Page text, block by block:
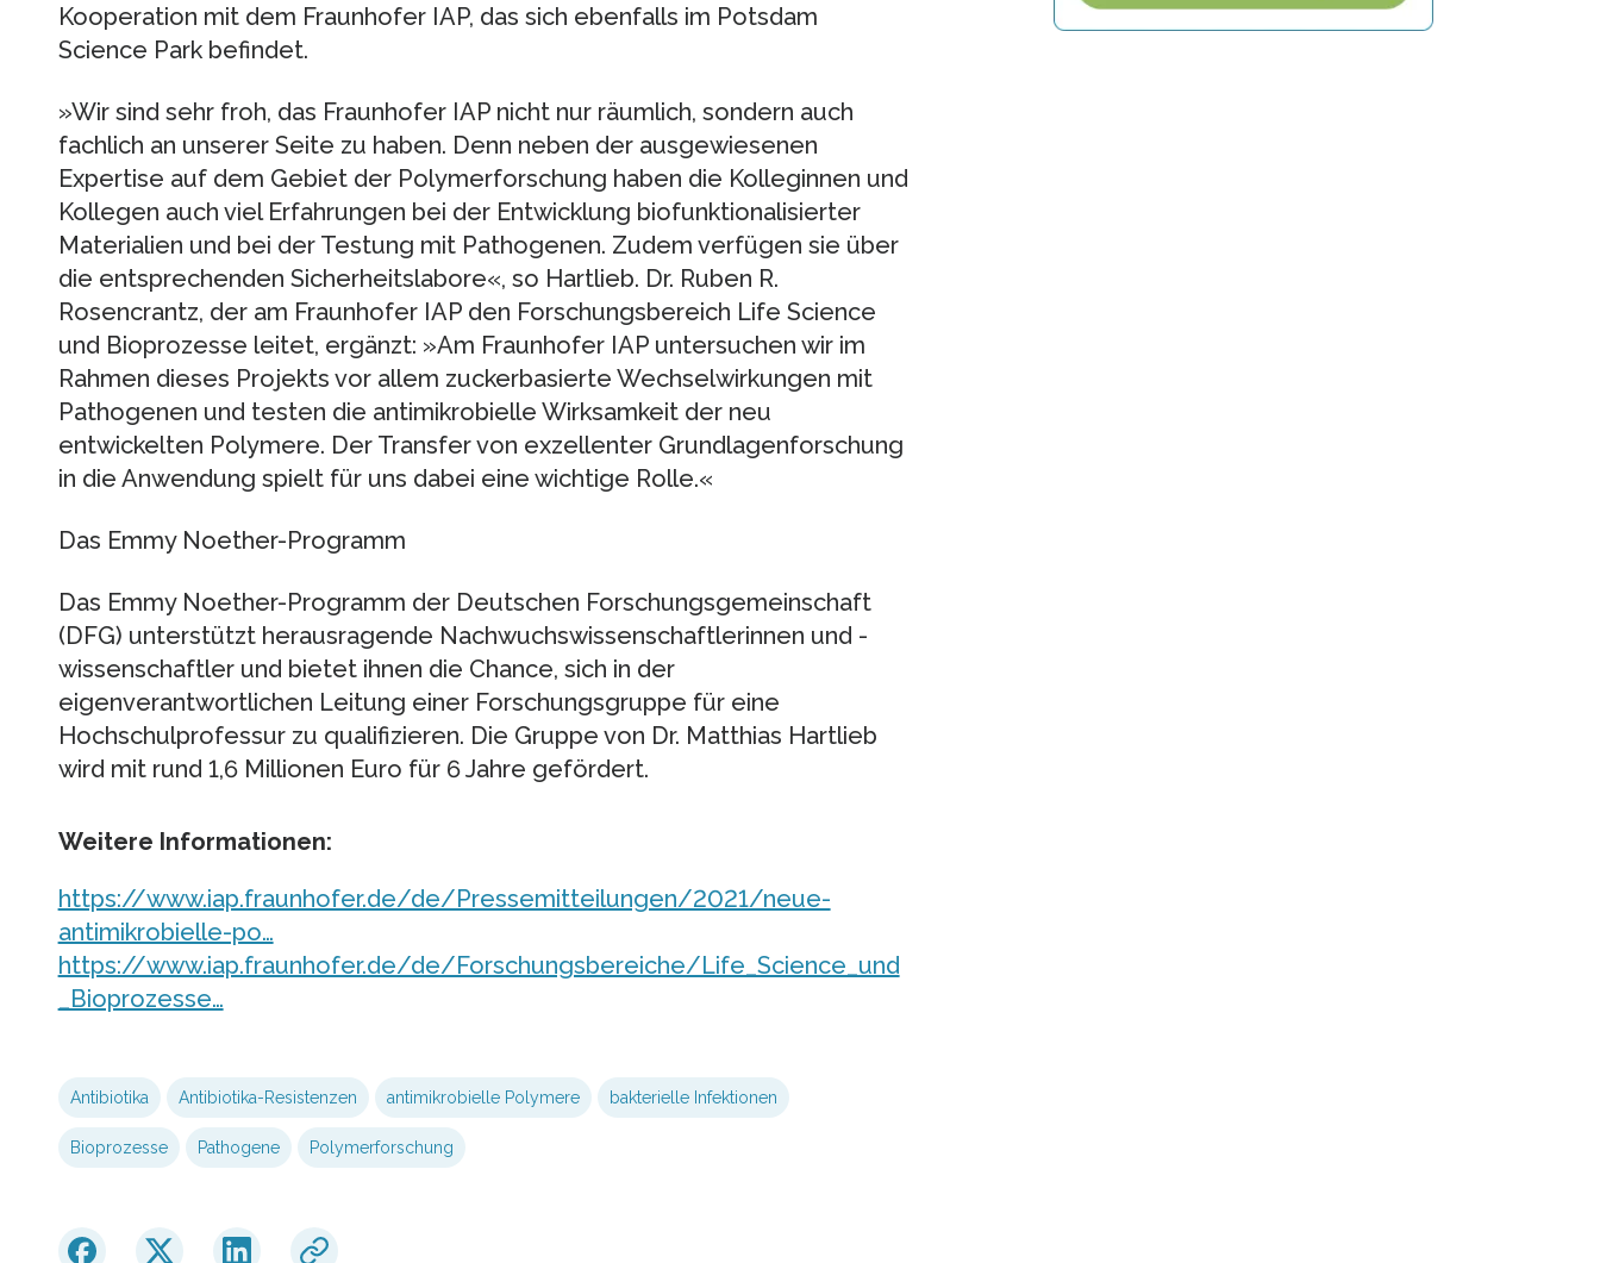
Kooperation mit dem Fraunhofer IAP, das sich ebenfalls im Potsdam
Science Park befindet.
»Wir sind sehr froh, das Fraunhofer IAP nicht nur räumlich, sondern auch
fachlich an unserer Seite zu haben. Denn neben der ausgewiesenen
Expertise auf dem Gebiet der Polymerforschung haben die Kolleginnen und
Kollegen auch viel Erfahrungen bei der Entwicklung biofunktionalisierter
Materialien und bei der Testung mit Pathogenen. Zudem verfügen sie über
die entsprechenden Sicherheitslabore«, so Hartlieb. Dr. Ruben R.
Rosencrantz, der am Fraunhofer IAP den Forschungsbereich Life Science
und Bioprozesse leitet, ergänzt: »Am Fraunhofer IAP untersuchen wir im
Rahmen dieses Projekts vor allem zuckerbasierte Wechselwirkungen mit
Pathogenen und testen die antimikrobielle Wirksamkeit der neu
entwickelten Polymere. Der Transfer von exzellenter Grundlagenforschung
in die Anwendung spielt für uns dabei eine wichtige Rolle.«
Das Emmy Noether-Programm
Das Emmy Noether-Programm der Deutschen Forschungsgemeinschaft
(DFG) unterstützt herausragende Nachwuchswissenschaftlerinnen und -
wissenschaftler und bietet ihnen die Chance, sich in der
eigenverantwortlichen Leitung einer Forschungsgruppe für eine
Hochschulprofessur zu qualifizieren. Die Gruppe von Dr. Matthias Hartlieb
wird mit rund 1,6 Millionen Euro für 6 Jahre gefördert.
Weitere Informationen:
https://www.iap.fraunhofer.de/de/Pressemitteilungen/2021/neue-
antimikrobielle-po…
https://www.iap.fraunhofer.de/de/Forschungsbereiche/Life_Science_und
_Bioprozesse…
Antibiotika Antibiotika-Resistenzen antimikrobielle Polymere bakterielle Infektionen
Bioprozesse Pathogene Polymerforschung